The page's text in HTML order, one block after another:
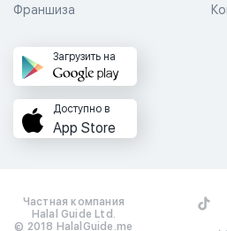
Франшиза
Загрузить на
Доступно в
App Store
Частная компания
Halal Guide Ltd.
© 2018 HalalGuide.me